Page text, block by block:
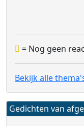
= Nog geen
Bekijk alle
Gedichten van